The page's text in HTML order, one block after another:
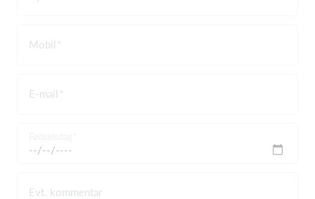
Mobil
E-mail
Evt. kommentar